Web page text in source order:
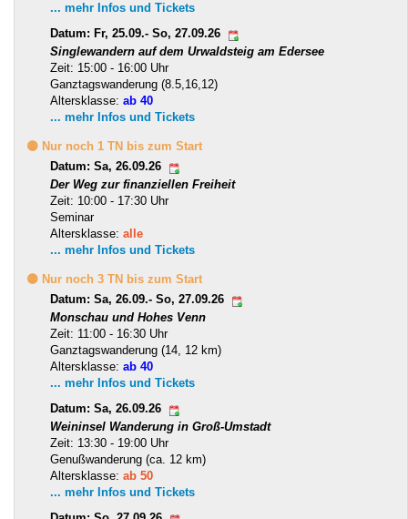
... mehr Infos und Tickets
Datum: Fr, 25.09.- So, 27.09.26
Singlewandern auf dem Urwaldsteig am Edersee
Zeit: 15:00 - 16:00 Uhr
Ganztagswanderung (8.5,16,12)
Altersklasse: ab 40
... mehr Infos und Tickets
🟡 Nur noch 1 TN bis zum Start
Datum: Sa, 26.09.26
Der Weg zur finanziellen Freiheit
Zeit: 10:00 - 17:30 Uhr
Seminar
Altersklasse: alle
... mehr Infos und Tickets
🟡 Nur noch 3 TN bis zum Start
Datum: Sa, 26.09.- So, 27.09.26
Monschau und Hohes Venn
Zeit: 11:00 - 16:30 Uhr
Ganztagswanderung (14, 12 km)
Altersklasse: ab 40
... mehr Infos und Tickets
Datum: Sa, 26.09.26
Weininsel Wanderung in Groß-Umstadt
Zeit: 13:30 - 19:00 Uhr
Genußwanderung (ca. 12 km)
Altersklasse: ab 50
... mehr Infos und Tickets